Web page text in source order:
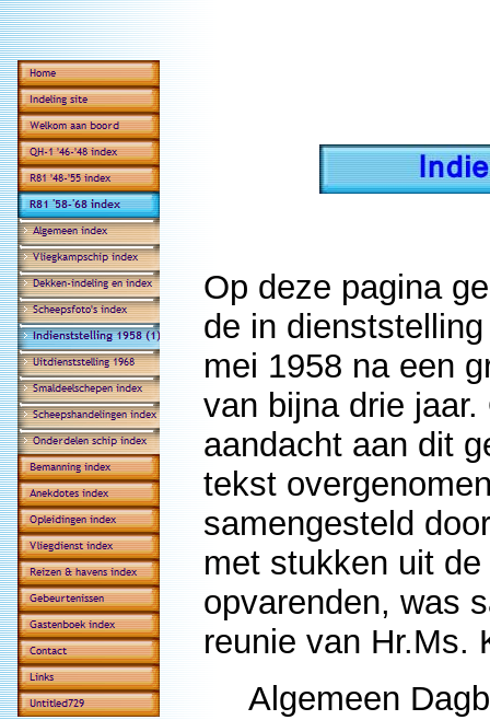
Op deze pagina
de in
mei 1958 na een
van bijna drie
aandacht aan dit
tekst
samengesteld
met stukken uit
opvarenden, was
reunie van Hr.Ms.
Algemeen